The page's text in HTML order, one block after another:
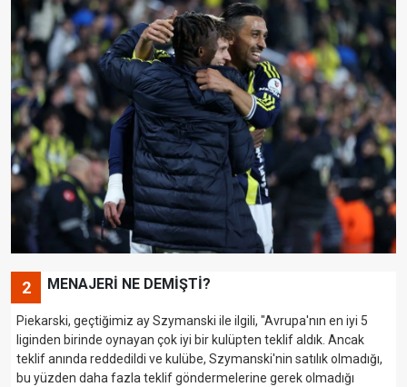
2 MENAJERİ NE DEMİŞTİ?
Piekarski, geçtiğimiz ay Szymanski ile ilgili, "Avrupa'nın en iyi 5
liginden birinde oynayan çok iyi bir kulüpten teklif aldık. Ancak
teklif anında reddedildi ve kulübe, Szymanski'nin satılık olmadığı,
bu yüzden daha fazla teklif göndermelerine gerek olmadığı